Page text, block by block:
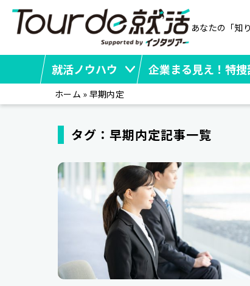
あなたの「知
就活ノウハウ 企業まる見え！特捜
ホーム » 早期内定
タグ：早期内定記事一覧